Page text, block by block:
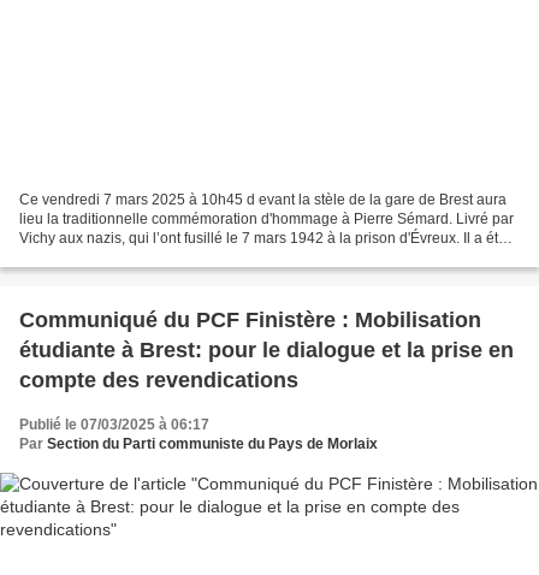
Ce vendredi 7 mars 2025 à 10h45 d evant la stèle de la gare de Brest aura
lieu la traditionnelle commémoration d'hommage à Pierre Sémard. Livré par
Vichy aux nazis, qui l’ont fusillé le 7 mars 1942 à la prison d'Évreux. Il a été
Communiqué du PCF Finistère : Mobilisation
étudiante à Brest: pour le dialogue et la prise en
compte des revendications
Publié le 07/03/2025 à 06:17
Par Section du Parti communiste du Pays de Morlaix